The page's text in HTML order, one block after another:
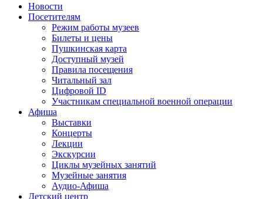
Новости
Посетителям
Режим работы музеев
Билеты и цены
Пушкинская карта
Доступный музей
Правила посещения
Читальный зал
Цифровой ID
Участникам специальной военной операции
Афиша
Выставки
Концерты
Лекции
Экскурсии
Циклы музейных занятий
Музейные занятия
Аудио-Афиша
Детский центр